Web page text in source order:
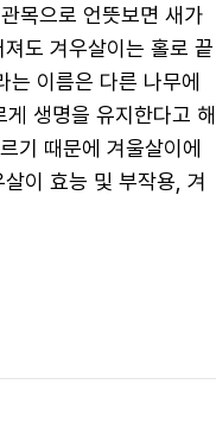
목으로 언뜻보면 새가
도 겨우살이는 홀로 끝
는 이름은 다른 나무에
생명을 유지한다고 해
기 때문에 겨울살이에
이 효능 및 부작용, 겨